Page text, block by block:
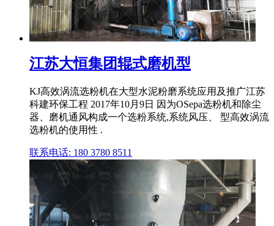
江苏大恒集团辊式磨机型
KJ高效涡流选粉机在大型水泥粉磨系统应用及推广江苏
科建环保工程 2017年10月9日 因为OSepa选粉机和除尘
器、磨机通风构成一个选粉系统,系统风压、 型高效涡流
选粉机的使用性 .
联系电话: 180 3780 8511